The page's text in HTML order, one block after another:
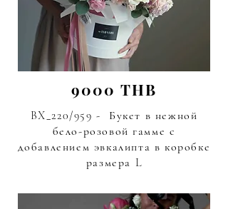
9000 THB
BX_220/959 - Букет в нежной
бело-розовой гамме с
добавлением эвкалипта в коробке
размера L